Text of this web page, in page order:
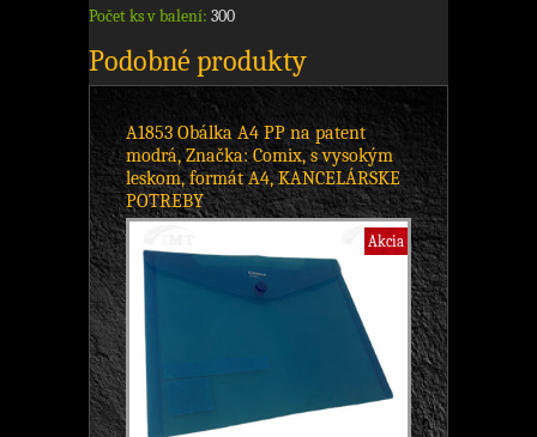
Počet ks v balení: 300
Podobné produkty
A1853 Obálka A4 PP na patent
modrá, Značka: Comix, s vysokým
leskom, formát A4, KANCELÁRSKE
POTREBY
Akcia